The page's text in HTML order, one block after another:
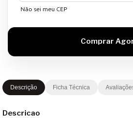
Não sei meu CEP
Descrição Ficha Técnica
Descricao